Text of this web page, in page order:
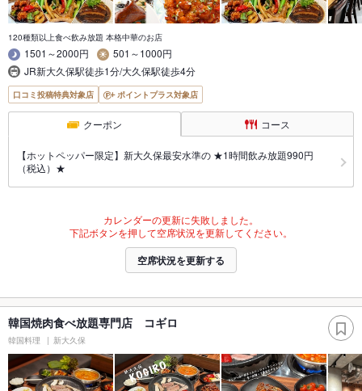
120種類以上食べ飲み放題 本格中華のお店
1501～2000円
501～1000円
JR新大久保駅徒歩1分/大久保駅徒歩4分
口コミ投稿特典対象店 ポイントプラス対象店
クーポン コース
【ホットペッパー限定】新大久保最安水準の ★1時間飲み放題990円
（税込）★
カレンダーの更新に失敗しました。
下記ボタンを押して空席状況を更新してください。
空席状況を更新する
韓国焼肉食べ放題専門店 コギロ
韓国料理 新大久保